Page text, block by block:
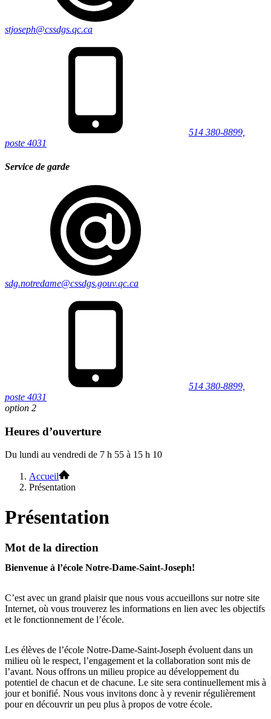
stjoseph@cssdgs.qc.ca
514 380-8899,
poste 4031
Service de garde
sdg.notredame@cssdgs.gouv.qc.ca
514 380-8899,
poste 4031
option 2
Heures d’ouverture
Du lundi au vendredi de 7 h 55 à 15 h 10
Accueil
Présentation
Présentation
Mot de la direction
Bienvenue à l’école Notre-Dame-Saint-Joseph!
C’est avec un grand plaisir que nous vous accueillons sur notre site
Internet, où vous trouverez les informations en lien avec les objectifs
et le fonctionnement de l’école.
Les élèves de l’école Notre‑Dame-Saint‑Joseph évoluent dans un
milieu où le respect, l’engagement et la collaboration sont mis de
l’avant. Nous offrons un milieu propice au développement du
potentiel de chacun et de chacune. Le site sera continuellement mis à
jour et bonifié. Nous vous invitons donc à y revenir régulièrement
pour en découvrir un peu plus à propos de votre école.